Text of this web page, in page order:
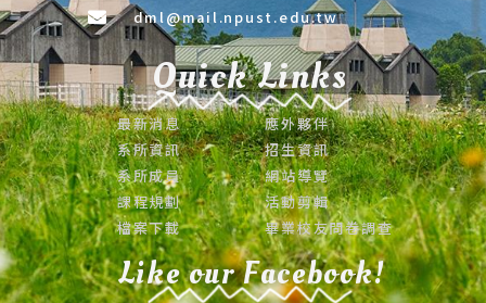
dml@mail.npust.edu.tw
Quick Links
最新消息
系所資訊
系所成員
課程規劃
檔案下載
應外夥伴
招生資訊
網站導覽
活動剪輯
畢業校友問卷調查
Like our Facebook!